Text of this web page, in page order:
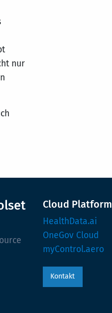
nur
Cloud Platform
HealthData.ai
OneGov Cloud
myControl.aero
Kontakt